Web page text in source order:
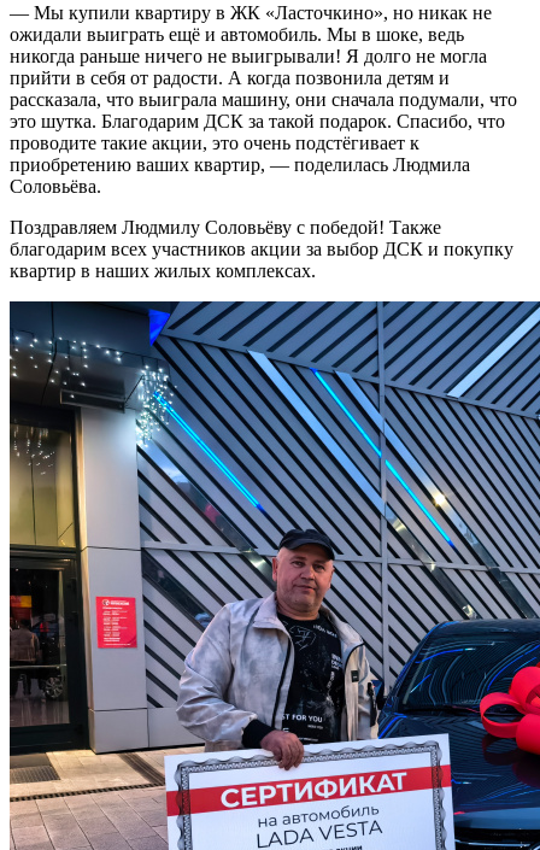
— Мы купили квартиру в ЖК «Ласточкино», но никак не
ожидали выиграть ещё и автомобиль. Мы в шоке, ведь
никогда раньше ничего не выигрывали! Я долго не могла
прийти в себя от радости. А когда позвонила детям и
рассказала, что выиграла машину, они сначала подумали, что
это шутка. Благодарим ДСК за такой подарок. Спасибо, что
проводите такие акции, это очень подстёгивает к
приобретению ваших квартир, — поделилась Людмила
Соловьёва.
Поздравляем Людмилу Соловьёву с победой! Также
благодарим всех участников акции за выбор ДСК и покупку
квартир в наших жилых комплексах.